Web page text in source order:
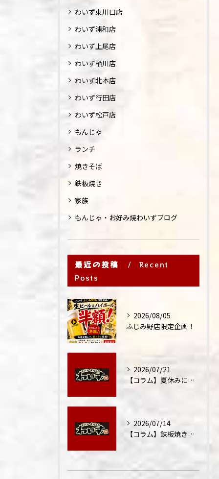
わいず東川口店
わいず浦和店
わいず上尾店
わいず桶川店
わいず北本店
わいず行田店
わいず松戸店
もんじゃ
ランチ
焼きそば
鉄板焼き
家族
もんじゃ・お好み焼わいずブログ
最近の投稿
Recent
Posts
2026/08/05
ふじみ野店限定企画！
2026/07/21
【コラム】夏休みに家族外食が増える理由
2026/07/14
【コラム】鉄板焼きが"コミュニケーション飯"と呼ばれる理由